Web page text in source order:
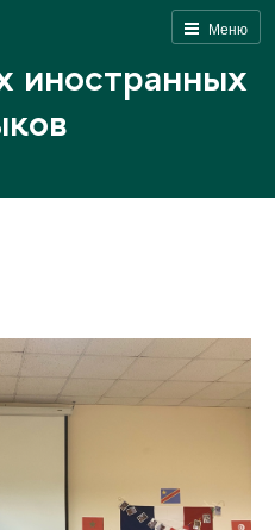
Меню
иностранных